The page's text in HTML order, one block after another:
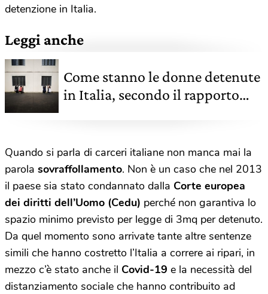
detenzione in Italia.
Leggi anche
Come stanno le donne detenute
in Italia, secondo il rapporto
Quando si parla di carceri italiane non manca mai la
parola sovraffollamento. Non è un caso che nel 2013
il paese sia stato condannato dalla Corte europea
dei diritti dell’Uomo (Cedu) perché non garantiva lo
spazio minimo previsto per legge di 3mq per detenuto.
Da quel momento sono arrivate tante altre sentenze
simili che hanno costretto l’Italia a correre ai ripari, in
mezzo c’è stato anche il Covid-19 e la necessità del
distanziamento sociale che hanno contribuito ad